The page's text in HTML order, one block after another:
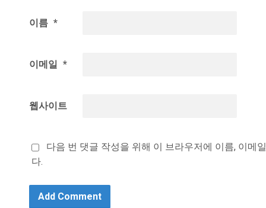
이름 *
이메일 *
웹사이트
다음 번 댓글 작성을 위해 이 브라우저에 이름, 이메
다.